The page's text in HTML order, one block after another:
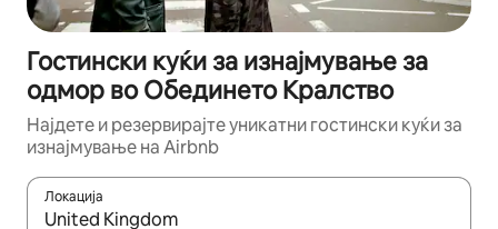
Гостински куќи за изнајмување за
одмор во Обединето Кралство
Најдете и резервирајте уникатни гостински куќи за
изнајмување на Airbnb
Локација
Кога резултатите се достапни, движете се со копчињата